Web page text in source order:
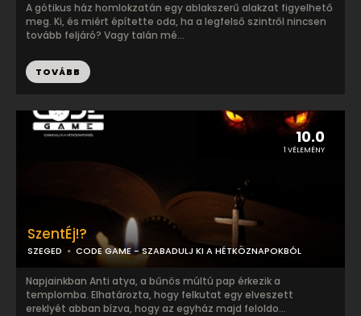
A gótikus ház homlokzatán egy ablakszerű alakzat figyelhető
meg. Ki, és miért építette oda, ha a legfelső szintről nincsen
tovább feljáró? Vagy talán mé...
TOVÁBB
10.0
1 VÉLEMÉNY
SzentÉj!?
SZEGED CODE GAME - SZABADULJ KI A HÉTKÖZNAPOKBÓL
Napjainkban Anti atya, a bűnös múltú pap érkezik a
templomba. Elhatározta, hogy felkutat egy elveszett
ereklyét abban bízva, hogy az egyház majd feloldo...